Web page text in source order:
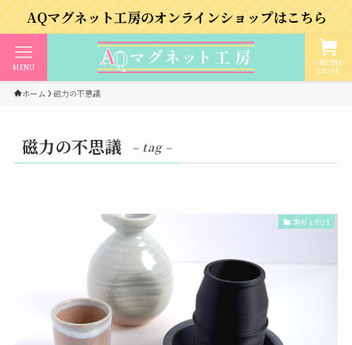
グネット工房のオンラインショップはこちら
ONLINE
STORE
MENU
ホーム 磁力の不思議
磁力の不思議 – tag –
黒ぢょか21